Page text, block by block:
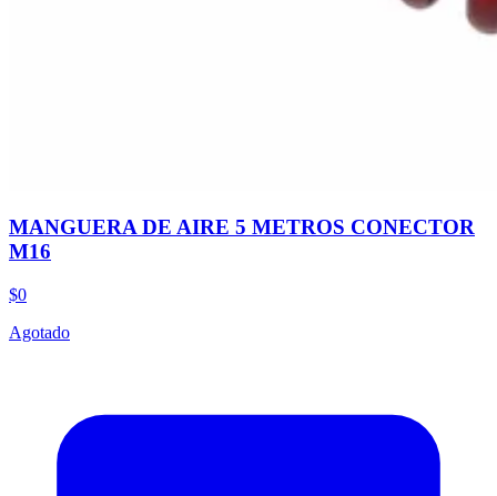
MANGUERA DE AIRE 5 METROS CONECTOR
M16
$0
Agotado